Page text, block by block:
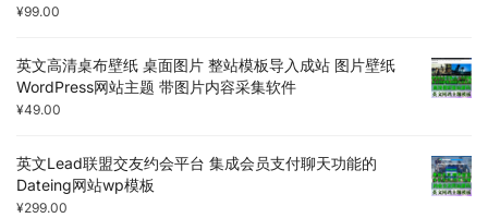
¥99.00
英文高清桌布壁纸 桌面图片 整站模板导入成站 图片壁纸
WordPress网站主题 带图片内容采集软件
¥49.00
英文Lead联盟交友约会平台 集成会员支付聊天功能的
Dateing网站wp模板
¥299.00